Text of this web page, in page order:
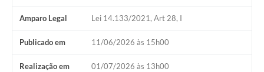
Amparo Legal Lei 14.133/2021, Art 28, I
Publicado em 11/06/2026 às 15h00
Realização em 01/07/2026 às 13h00